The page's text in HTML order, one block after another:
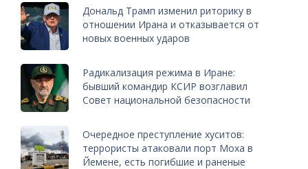
Дональд Трамп изменил риторику в
отношении Ирана и отказывается от
новых военных ударов
Радикализация режима в Иране:
бывший командир КСИР возглавил
Совет национальной безопасности
Очередное преступление хуситов:
террористы атаковали порт Моха в
Йемене, есть погибшие и раненые